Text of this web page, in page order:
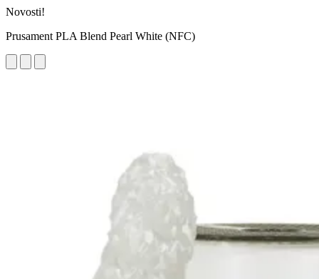
Novosti!
Prusament PLA Blend Pearl White (NFC)